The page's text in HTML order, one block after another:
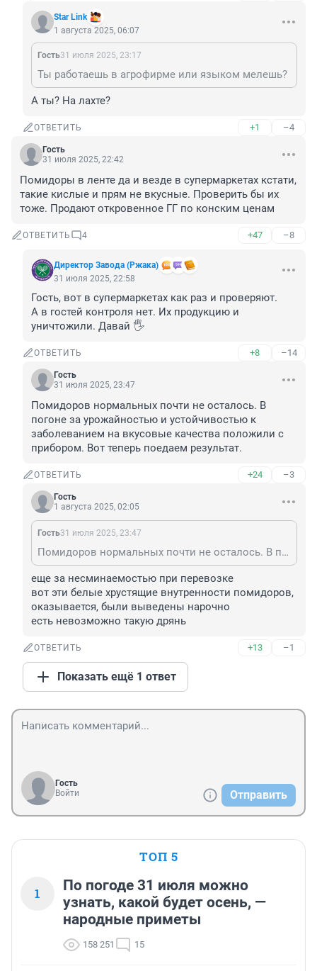
Star Link
1 августа 2025, 06:07
Гость31 июля 2025, 23:17
Ты работаешь в агрофирме или языком мелешь?
А ты? На лахте?
ОТВЕТИТЬ +1 –4
Гость
31 июля 2025, 22:42
Помидоры в ленте да и везде в супермаркетах кстати,
такие кислые и прям не вкусные. Проверить бы их
тоже. Продают откровенное ГГ по конским ценам
ОТВЕТИТЬ 4 +47 –8
Директор Завода (Ржака)
31 июля 2025, 22:58
Гость, вот в супермаркетах как раз и проверяют.
А в гостей контроля нет. Их продукцию и
уничтожили. Давай 🖐️
ОТВЕТИТЬ +8 –14
Гость
31 июля 2025, 23:47
Помидоров нормальных почти не осталось. В
погоне за урожайностью и устойчивостью к
заболеванием на вкусовые качества положили с
прибором. Вот теперь поедаем результат.
ОТВЕТИТЬ +24 –3
Гость
1 августа 2025, 02:05
Гость31 июля 2025, 23:47
Помидоров нормальных почти не осталось. В погоне за урожайностью и устойчивостью к заболеванием на вкусовые качества положили с прибором. Вот теперь поедаем результат.
еще за несминаемостью при перевозке
вот эти белые хрустящие внутренности помидоров,
оказывается, были выведены нарочно
есть невозможно такую дрянь
ОТВЕТИТЬ +13 –1
Показать ещё 1 ответ
Гость
Войти
Отправить
ТОП 5
1
По погоде 31 июля можно
узнать, какой будет осень, —
народные приметы
158 251 15